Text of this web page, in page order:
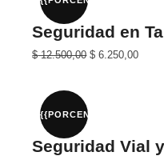
Seguridad en
El
era:
$ 25.000,00.
$12.500,00El
$ 12.500,00.
$ 6.250,00
{{PORCENTAJE}}%
Seguridad Vial